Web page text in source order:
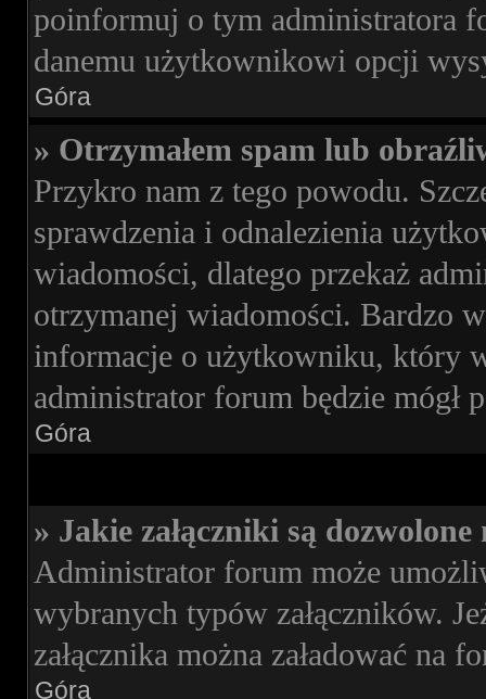
poinformuj o tym administratora
danemu użytkownikowi opcji
Góra
» Otrzymałem spam lub
Przykro nam z tego powodu.
sprawdzenia i odnalezienia
wiadomości, dlatego przekaż
otrzymanej wiadomości. Bardzo
informacje o użytkowniku, który
administrator forum będzie mógł
Góra
» Jakie załączniki są
Administrator forum może
wybranych typów załączników.
załącznika można załadować na
Góra